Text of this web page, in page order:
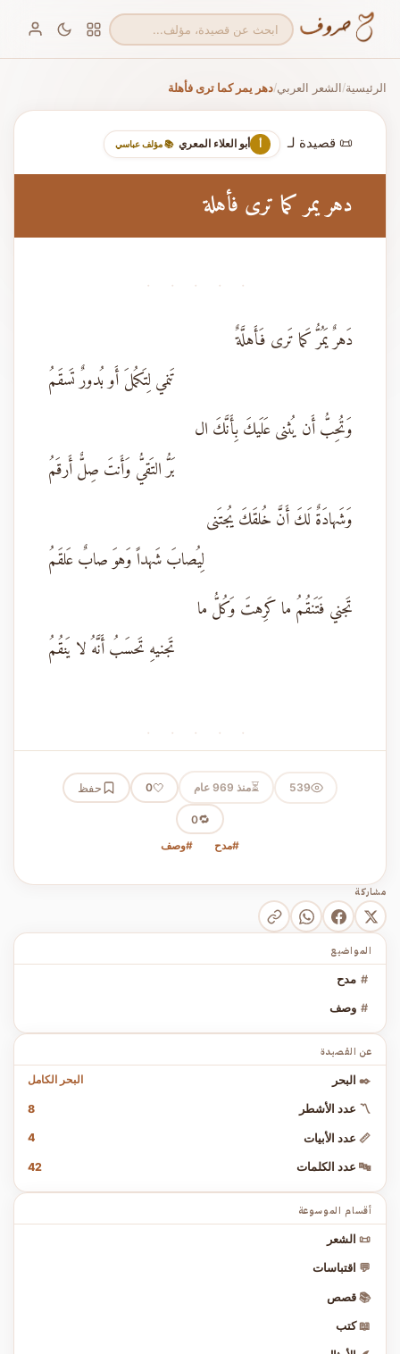
الرئيسية/الشعر العربي/دهر يمر كما ترى فأهلة
📜 قصيدة لـ أ أبو العلاء المعري 📚 مؤلف عباسي
دهر يمر كما ترى فأهلة
· · · · ·
دَهرٌ يَمُرُّ كَما تَرى فَأَهلَّةٌ
تَنمي لِتَكمُلَ أَو بُدورٌ تَسقَمُ
وَتُحِبُّ أَن يُثنى عَلَيكَ بِأَنَّكَ ال
بَرُّ التَقيُّ وَأَنتَ صِلٌّ أَرقَمُ
وَشَهادَةٌ لَكَ أَنَّ خُلقَكَ يُجتَنى
لِيُصابَ شَهداً وَهوَ صابٌ عَلقَمُ
تَجني فَتَنقُمُ ما كَرِهتَ وَكُلُّ ما
تَجنيهِ تَحسَبُ أَنَّهُ لا يَنقُمُ
· · · · ·
539
⏳منذ 969 عام 🤍
0 حفظ
🔁
0
#مدح
#وصف
مشاركة
المواضيع
# مدح
# وصف
عن القصيدة
✒️ البحر البحر الكامل
〽️ عدد الأشطر 8
📏 عدد الأبيات 4
🔤 عدد الكلمات 42
أقسام الموسوعة
📜 الشعر
💬 اقتباسات
📚 قصص
📖 كتب